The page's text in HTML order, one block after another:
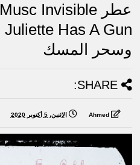
وسحر المسك
SHARE:
Ahmed الاثنين، 5 أكتوبر 2020